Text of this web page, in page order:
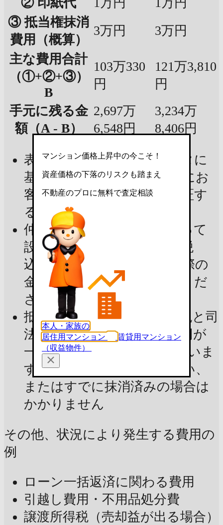
③ 抵当権抹消
費用（概算）
3万円
3万円
主な費用合計
（①+②+③）
B
103万330
円
121万3,810
円
手元に残る金
額（A - B）
2,697万
6,548円
3,234万
8,406円
表示金額は現在の市場データに
基づいた試算であり、実際にお
客様の手元に残る金額を保証す
るものではありません
仲介手数料：宅建業法によって
設定された上限金額（消費税
込）で試算しています。実際の
金額は不動産会社にご確認くだ
さい
抵当権抹消費用：登録免許税と司
法書士報酬の合計で2〜3万円が
一般的で、3万円で試算していま
す。抵当権を設定していない、
またはすでに抹消済みの場合は
かかりません
その他、状況により発生する費用の
例
ローン一括返済に関わる費用
引越し費用・不用品処分費
譲渡所得税（売却益が出る場合）
マンション価格上昇中の今こそ！
資産価格の下落のリスクも踏まえ
不動産のプロに無料で査定相談
本人・家族の
居住用マンション
賃貸用マンション
（収益物件）